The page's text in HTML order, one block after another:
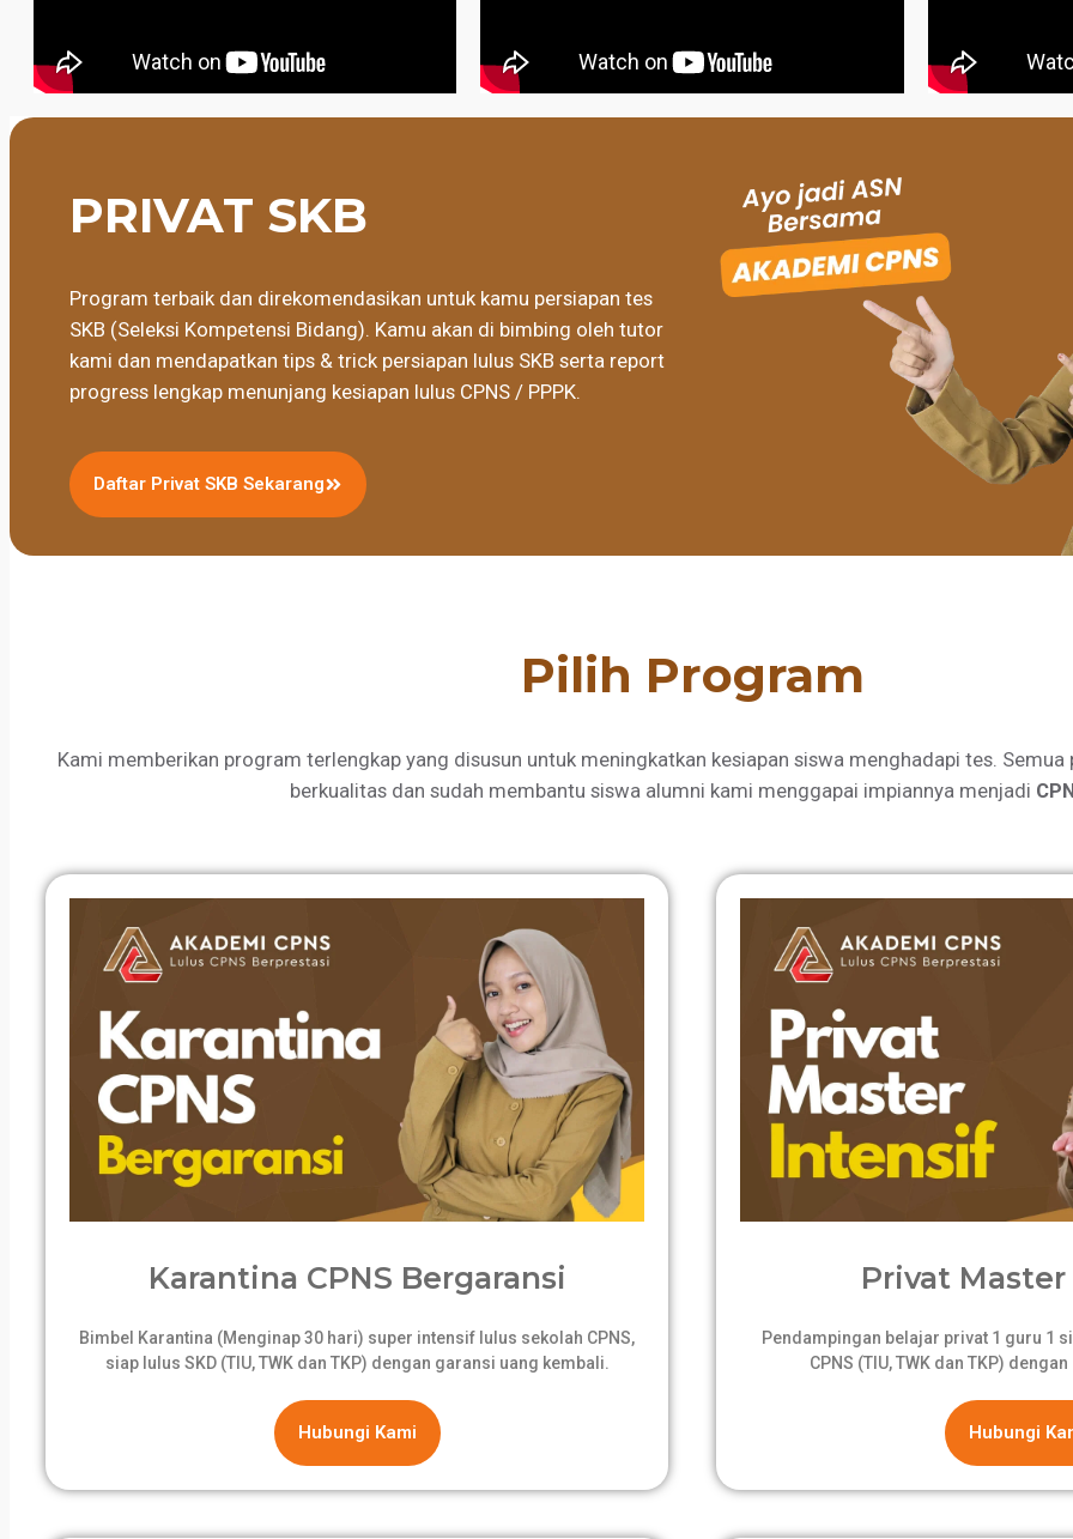
PRIVAT SKB
Program terbaik dan direkomendasikan untuk kamu persiapan tes
SKB (Seleksi Kompetensi Bidang). Kamu akan di bimbing oleh tutor
kami dan mendapatkan tips & trick persiapan lulus SKB serta report
progress lengkap menunjang kesiapan lulus CPNS / PPPK.
Daftar Privat SKB Sekarang
Pilih Program
Kami memberikan program terlengkap yang disusun untuk meningkatkan kesiapan siswa menghadapi tes.
berkualitas dan sudah membantu siswa alumni kami menggapai impiannya menjadi
Karantina CPNS Bergaransi
Bimbel Karantina (Menginap 30 hari) super intensif lulus sekolah CPNS,
siap lulus SKD (TIU, TWK dan TKP) dengan garansi uang kembali.
Hubungi Kami
Privat
Pendampingan belajar privat 1 guru 1
CPNS (TIU, TWK dan TKP)
Hubungi